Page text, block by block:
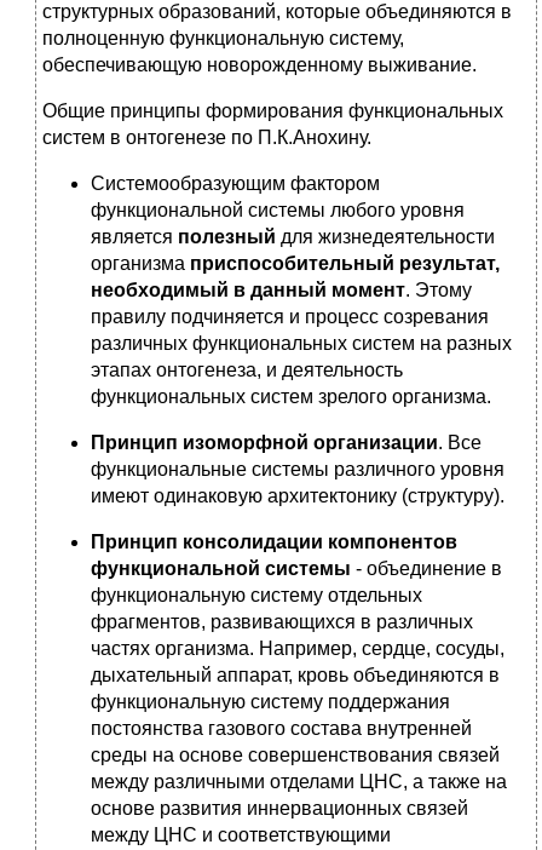
структурных образований, которые объединяются в
полноценную функциональную систему,
обеспечивающую новорожденному выживание.
Общие принципы формирования функциональных
систем в онтогенезе по П.К.Анохину.
Системообразующим фактором
функциональной системы любого уровня
является полезный для жизнедеятельности
организма приспособительный результат,
необходимый в данный момент. Этому
правилу подчиняется и процесс созревания
различных функциональных систем на разных
этапах онтогенеза, и деятельность
функциональных систем зрелого организма.
Принцип изоморфной организации. Все
функциональные системы различного уровня
имеют одинаковую архитектонику (структуру).
Принцип консолидации компонентов
функциональной системы - объединение в
функциональную систему отдельных
фрагментов, развивающихся в различных
частях организма. Например, сердце, сосуды,
дыхательный аппарат, кровь объединяются в
функциональную систему поддержания
постоянства газового состава внутренней
среды на основе совершенствования связей
между различными отделами ЦНС, а также на
основе развития иннервационных связей
между ЦНС и соответствующими